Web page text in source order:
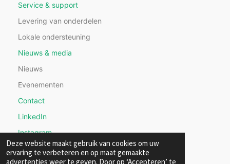
Deze website maakt gebruik van cookies om uw
ervaring te verbeteren en op maat gemaakte
advertenties weer te geven. Door op ‘Accepteren’ te
Service & support
Levering van onderdelen
Lokale ondersteuning
Nieuws & media
Nieuws
Evenementen
Contact
LinkedIn
Instagram